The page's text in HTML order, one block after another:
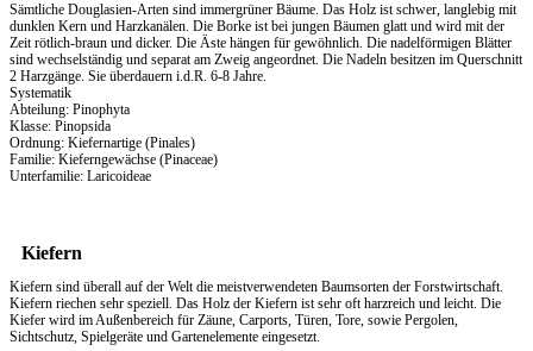
Sämtliche Douglasien-Arten sind immergrüner Bäume. Das Holz ist schwer, langlebig mit
dunklen Kern und Harzkanälen. Die Borke ist bei jungen Bäumen glatt und wird mit der
Zeit rötlich-braun und dicker. Die Äste hängen für gewöhnlich. Die nadelförmigen Blätter
sind wechselständig und separat am Zweig angeordnet. Die Nadeln besitzen im Querschnitt
2 Harzgänge. Sie überdauern i.d.R. 6-8 Jahre.
Systematik
Abteilung: Pinophyta
Klasse: Pinopsida
Ordnung: Kiefernartige (Pinales)
Familie: Kieferngewächse (Pinaceae)
Unterfamilie: Laricoideae
Kiefern
Kiefern sind überall auf der Welt die meistverwendeten Baumsorten der Forstwirtschaft.
Kiefern riechen sehr speziell. Das Holz der Kiefern ist sehr oft harzreich und leicht. Die
Kiefer wird im Außenbereich für Zäune, Carports, Türen, Tore, sowie Pergolen,
Sichtschutz, Spielgeräte und Gartenelemente eingesetzt.